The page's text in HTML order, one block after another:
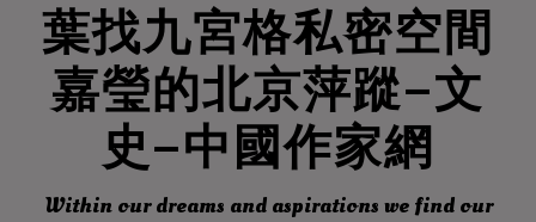
葉找九宮格私密空間
嘉瑩的北京萍蹤–文
史–中國作家網
Within our dreams and aspirations we find our